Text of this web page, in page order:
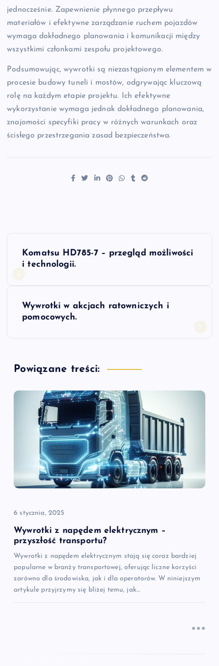
jednocześnie. Zapewnienie płynnego przepływu
materiałów i efektywne zarządzanie ruchem pojazdów
wymaga dokładnego planowania i komunikacji między
wszystkimi członkami zespołu projektowego.
Podsumowując, wywrotki są niezastąpionym elementem w
procesie budowy tuneli i mostów, odgrywając kluczową
rolę na każdym etapie projektu. Ich efektywne
wykorzystanie wymaga jednak dokładnego planowania,
znajomości specyfiki pracy w różnych warunkach oraz
ścisłego przestrzegania zasad bezpieczeństwa.
N
a
c
p
s
u
Komatsu HD785-7 – przegląd możliwości
i technologii.
Wywrotki w akcjach ratowniczych i
pomocowych.
Powiązane treści:
6 stycznia, 2025
Wywrotki z napędem elektrycznym –
przyszłość transportu?
Wywrotki z napędem elektrycznym stają się coraz bardziej
popularne w branży transportowej, oferując liczne korzyści
zarówno dla środowiska, jak i dla operatorów. W niniejszym
artykule przyjrzymy się bliżej temu, jak…